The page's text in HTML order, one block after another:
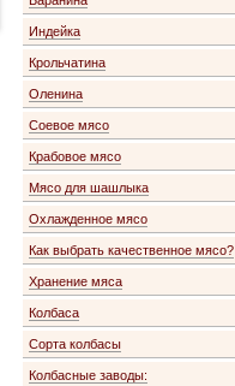
Индейка
Крольчатина
Оленина
Соевое мясо
Крабовое мясо
Мясо для шашлыка
Охлажденное мясо
Как выбрать качественное мясо?
Хранение мяса
Колбаса
Сорта колбасы
Колбасные заводы: